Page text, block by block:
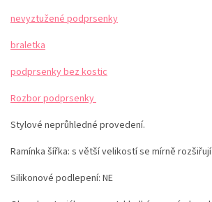
nevyztužené podprsenky
braletka
podprsenky bez kostic
Rozbor podprsenky
Stylové neprůhledné provedení.
Ramínka šířka: s větší velikostí se mírně rozšiřují
Silikonové podlepení: NE